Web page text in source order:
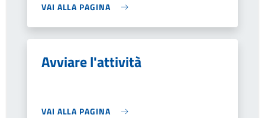
VAI ALLA PAGINA
Avviare l'attività
VAI ALLA PAGINA